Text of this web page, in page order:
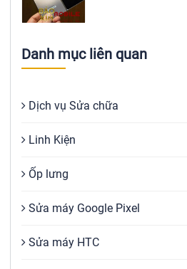
Danh mục liên quan
Dịch vụ Sửa chữa
Linh Kiện
Ốp lưng
Sửa máy Google Pixel
Sửa máy HTC